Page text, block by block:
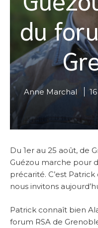
du
Anne Marchal
Du 1er au 25 août, de
Guézou marche pour
précarité. C’est
nous invitons
Patrick connaît bien
forum RSA de